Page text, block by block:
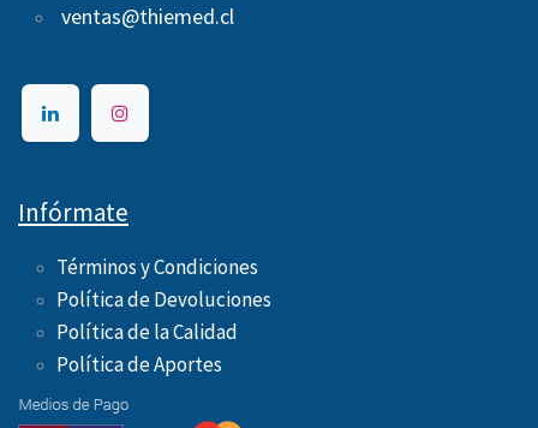
ventas@thiemed.cl
Infórmate
Términos y Condiciones
Política de Devoluciones
Política de la Calidad
Política de Aportes ​